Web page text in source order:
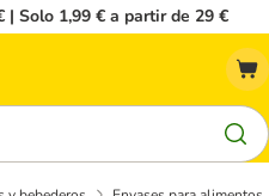
| Solo 1,99 € a partir de 29 €